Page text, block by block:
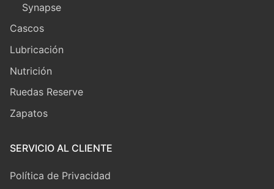
Synapse
Cascos
Lubricación
Nutrición
Ruedas Reserve
Zapatos
SERVICIO AL CLIENTE
Política de Privacidad